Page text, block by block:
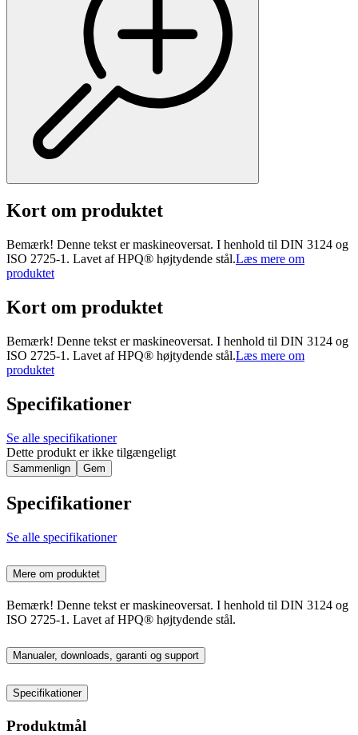
Kort om produktet
Bemærk! Denne tekst er maskineoversat. I henhold til DIN 3124 og
ISO 2725-1. Lavet af HPQ® højtydende stål.Læs mere om
produktet
Kort om produktet
Bemærk! Denne tekst er maskineoversat. I henhold til DIN 3124 og
ISO 2725-1. Lavet af HPQ® højtydende stål.Læs mere om
produktet
Specifikationer
Se alle specifikationer
Dette produkt er ikke tilgængeligt
Sammenlign Gem
Specifikationer
Se alle specifikationer
Mere om produktet
Bemærk! Denne tekst er maskineoversat. I henhold til DIN 3124 og
ISO 2725-1. Lavet af HPQ® højtydende stål.
Manualer, downloads, garanti og support
Specifikationer
Produktmål